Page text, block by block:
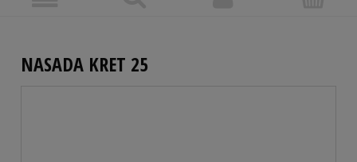
NASADA KRET 25